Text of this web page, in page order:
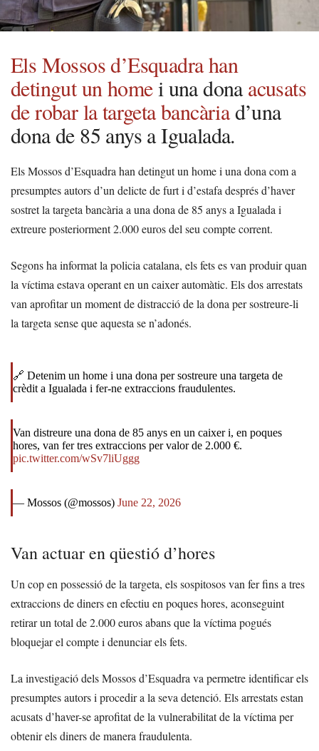
Els Mossos d’Esquadra han
detingut un homei una donaacusats
de robar la targeta bancàriad’una
dona de 85 anys a Igualada.
Els Mossos d’Esquadra han detingut un home i una dona com a
presumptes autors d’un delicte de furt i d’estafa després d’haver
sostret la targeta bancària a una dona de 85 anys a Igualada i
extreure posteriorment 2.000 euros del seu compte corrent.
Segons ha informat la policia catalana, els fets es van produir quan
la víctima estava operant en un caixer automàtic. Els dos arrestats
van aprofitar un moment de distracció de la dona per sostreure-li
la targeta sense que aquesta se n’adonés.
🔗 Detenim un home i una dona per sostreure una targeta de
crèdit a Igualada i fer-ne extraccions fraudulentes.
Van distreure una dona de 85 anys en un caixer i, en poques
hores, van fer tres extraccions per valor de 2.000 €.
pic.twitter.com/wSv7liUggg
— Mossos (@mossos) June 22, 2026
Van actuar en qüestió d’hores
Un cop en possessió de la targeta, els sospitosos van fer fins a tres
extraccions de diners en efectiu en poques hores, aconseguint
retirar un total de 2.000 euros abans que la víctima pogués
bloquejar el compte i denunciar els fets.
La investigació dels Mossos d’Esquadra va permetre identificar els
presumptes autors i procedir a la seva detenció. Els arrestats estan
acusats d’haver-se aprofitat de la vulnerabilitat de la víctima per
obtenir els diners de manera fraudulenta.